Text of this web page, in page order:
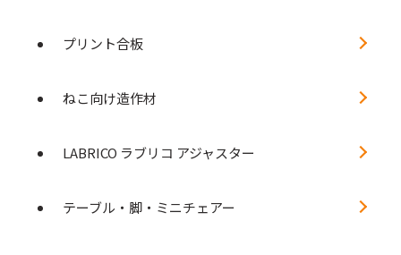
プリント合板
ねこ向け造作材
LABRICO ラブリコ アジャスター
テーブル・脚・ミニチェアー